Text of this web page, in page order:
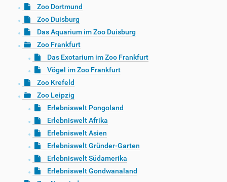
Zoo Dortmund
Zoo Duisburg
Das Aquarium im Zoo Duisburg
Zoo Frankfurt
Das Exotarium im Zoo Frankfurt
Vögel im Zoo Frankfurt
Zoo Krefeld
Zoo Leipzig
Erlebniswelt Pongoland
Erlebniswelt Afrika
Erlebniswelt Asien
Erlebniswelt Gründer-Garten
Erlebniswelt Südamerika
Erlebniswelt Gondwanaland